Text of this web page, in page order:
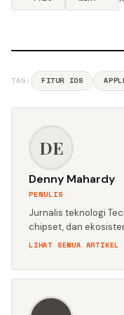
TAG: FITUR IOS
DE
Denny Mahardy
PENULIS
Jurnalis teknologi
chipset, dan
LIHAT SEMUA ARTIKEL